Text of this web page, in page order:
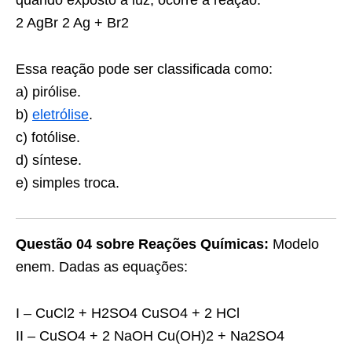
2 AgBr 2 Ag + Br2
Essa reação pode ser classificada como:
a) pirólise.
b) eletrólise.
c) fotólise.
d) síntese.
e) simples troca.
Questão 04 sobre Reações Químicas: Modelo
enem. Dadas as equações:
I – CuCl2 + H2SO4 CuSO4 + 2 HCl
II – CuSO4 + 2 NaOH Cu(OH)2 + Na2SO4